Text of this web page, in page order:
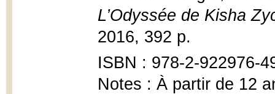
L’Odyssée de Kisha
2016, 392 p.
ISBN : 978-2-922976-
Notes : À partir de 12